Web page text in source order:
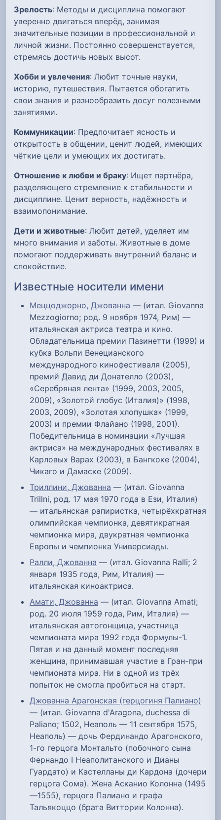
Зрелость: Методы и дисциплина помогают
уверенно двигаться вперёд, занимая
значительные позиции в профессиональной и
личной жизни. Постоянно совершенствуется,
стремясь достичь новых высот.
Хобби и увлечения: Любит точные науки,
историю, путешествия. Пытается обогатить
свои знания и разнообразить досуг полезными
занятиями.
Коммуникации: Предпочитает ясность и
открытость в общении, ценит людей, имеющих
чёткие цели и умеющих их достигать.
Отношение к любви и браку: Ищет партнёра,
разделяющего стремление к стабильности и
дисциплине. Ценит верность, надёжность и
взаимопонимание.
Дети и животные: Любит детей, уделяет им
много внимания и заботы. Животные в доме
помогают поддерживать внутренний баланс и
спокойствие.
Известные носители имени
Меццоджорно, Джованна — (итал. Giovanna
Mezzogiorno; род. 9 ноября 1974, Рим) —
итальянская актриса театра и кино.
Обладательница премии Пазинетти (1999) и
кубка Вольпи Венецианского
международного кинофестиваля (2005),
премий Давид ди Донателло (2003),
«Серебряная лента» (1999, 2003, 2005,
2009), «Золотой глобус (Италия)» (1998,
2003, 2009), «Золотая хлопушка» (1999,
2003) и премии Флайано (1998, 2001).
Победительница в номинации «Лучшая
актриса» на международных фестивалях в
Карловых Варах (2003), в Бангкоке (2004),
Чикаго и Дамаске (2009).
Триллини, Джованна — (итал. Giovanna
Trillni, род. 17 мая 1970 года в Ези, Италия)
— итальянская рапиристка, четырёхкратная
олимпийская чемпионка, девятикратная
чемпионка мира, двукратная чемпионка
Европы и чемпионка Универсиады.
Ралли, Джованна — (итал. Giovanna Ralli; 2
января 1935 года, Рим, Италия) —
итальянская киноактриса.
Амати, Джованна — (итал. Giovanna Amati;
род. 20 июля 1959 года, Рим, Италия) —
итальянская автогонщица, участница
чемпионата мира 1992 года Формулы-1.
Пятая и на данный момент последняя
женщина, принимавшая участие в Гран-при
чемпионата мира. Ни в одной из трёх
попыток не смогла пробиться на старт.
Джованна Арагонская (герцогиня Палиано)
— (итал. Giovanna d'Aragona, duchessa di
Paliano; 1502, Неаполь — 11 сентября 1575,
Неаполь) — дочь Фердинандо Арагонского,
1-го герцога Монтальто (побочного сына
Фернандо I Неаполитанского и Дианы
Гуардато) и Кастелланы ди Кардона (дочери
герцога Сома). Жена Асканио Колонна (1495
—1555), герцога Палиано и графа
Тальякоццо (брата Виттории Колонна).